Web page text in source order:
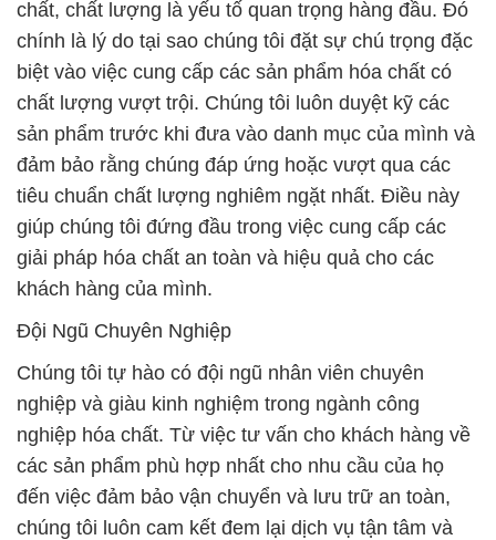
chất, chất lượng là yếu tố quan trọng hàng đầu. Đó
chính là lý do tại sao chúng tôi đặt sự chú trọng đặc
biệt vào việc cung cấp các sản phẩm hóa chất có
chất lượng vượt trội. Chúng tôi luôn duyệt kỹ các
sản phẩm trước khi đưa vào danh mục của mình và
đảm bảo rằng chúng đáp ứng hoặc vượt qua các
tiêu chuẩn chất lượng nghiêm ngặt nhất. Điều này
giúp chúng tôi đứng đầu trong việc cung cấp các
giải pháp hóa chất an toàn và hiệu quả cho các
khách hàng của mình.
Đội Ngũ Chuyên Nghiệp
Chúng tôi tự hào có đội ngũ nhân viên chuyên
nghiệp và giàu kinh nghiệm trong ngành công
nghiệp hóa chất. Từ việc tư vấn cho khách hàng về
các sản phẩm phù hợp nhất cho nhu cầu của họ
đến việc đảm bảo vận chuyển và lưu trữ an toàn,
chúng tôi luôn cam kết đem lại dịch vụ tận tâm và